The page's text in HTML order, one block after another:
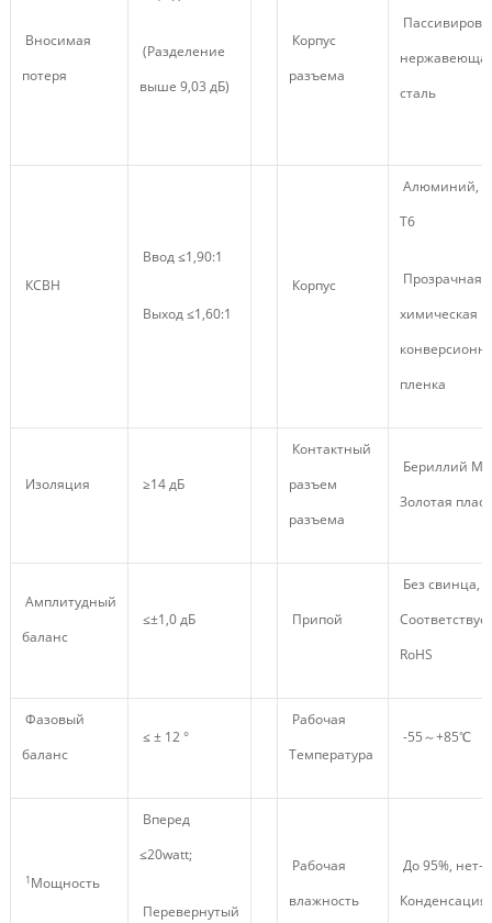
Вносимая
потеря
(Разделение
выше 9,03 дБ)
Корпус
разъема
сталь
КСВН
Ввод ≤1,90:1
Выход ≤1,60:1
Корпус
Алюминий,
Т6
Прозрачная
химическая
пленка
Изоляция ≥14 дБ
Контактный
разъем
разъема
Бериллий
Золотая
Амплитудный
баланс
≤±1,0 дБ Припой
Без свинца,
RoHS
Фазовый
баланс
≤ ± 12 °
Рабочая
Температура
-55～+85℃
1 Мощность
Вперед
≤20watt;
Перевернутый
Рабочая
влажность
До 95%, нет-
Конденсация